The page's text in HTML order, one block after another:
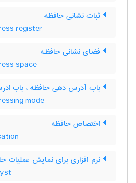
ثبات نشانی حافظه
register
فضای نشانی حافظه
space
باب آدرس دهی حافظه ، باب
mode
اختصاص حافظه
نرم افزاری برای نمایش عملیات